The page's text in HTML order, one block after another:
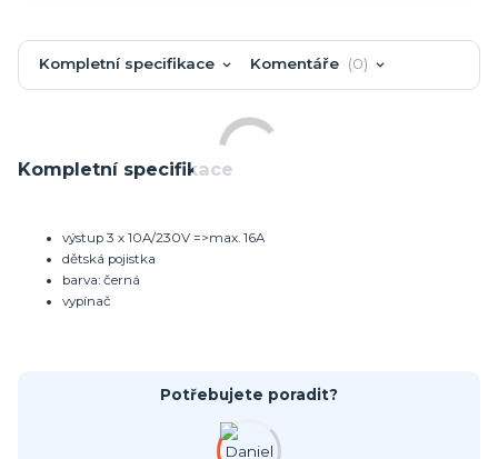
Kompletní specifikace Komentáře 0
Kompletní specifikace
výstup 3 x 10A/230V =>max. 16A
dětská pojistka
barva: černá
vypínač
Potřebujete poradit?